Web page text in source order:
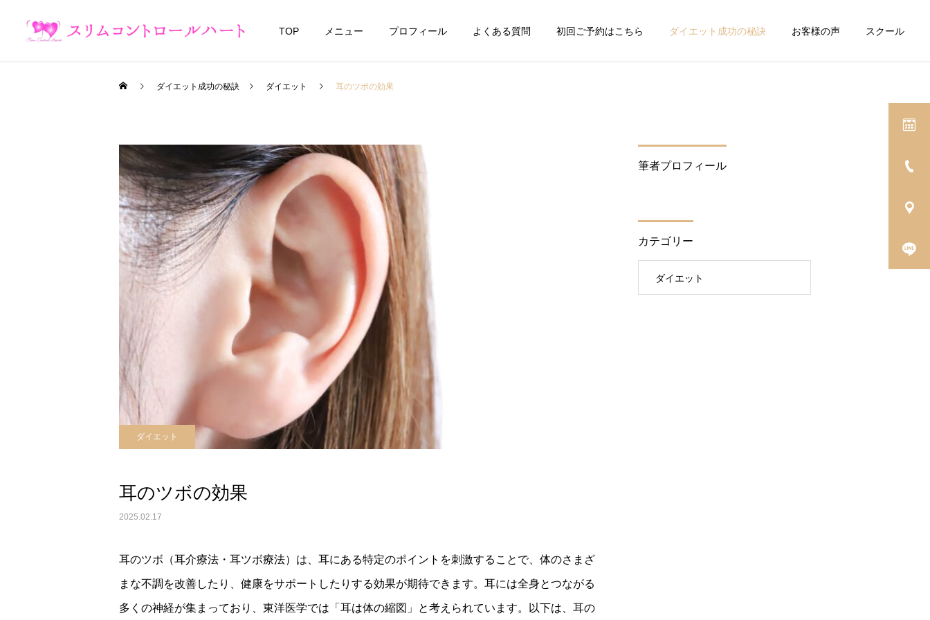
TOP メニュー プロフィール よくある質問 初回ご予約はこちら ダイエット成功の秘訣 お客様の声 スクール
ダイエット成功の秘訣 ダイエット 耳のツボの効果
ダイエット
耳のツボの効果
2025.02.17
耳のツボ（耳介療法・耳ツボ療法）は、耳にある特定のポイントを刺激することで、体のさまざ
まな不調を改善したり、健康をサポートしたりする効果が期待できます。耳には全身とつながる
多くの神経が集まっており、東洋医学では「耳は体の縮図」と考えられています。以下は、耳の
筆者プロフィール
カテゴリー
ダイエット